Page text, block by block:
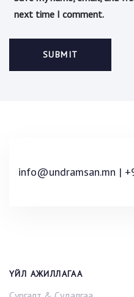
next time I comment.
info@undramsan.mn |
ҮЙЛ АЖИЛЛАГАА